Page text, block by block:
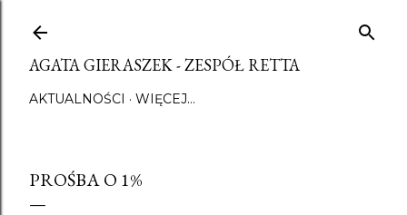
AGATA GIERASZEK - ZESPÓŁ RETTA
AKTUALNOŚCI WIĘCEJ…
PROŚBA O 1%